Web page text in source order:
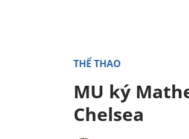
THỂ THAO
MU ký
Chelsea